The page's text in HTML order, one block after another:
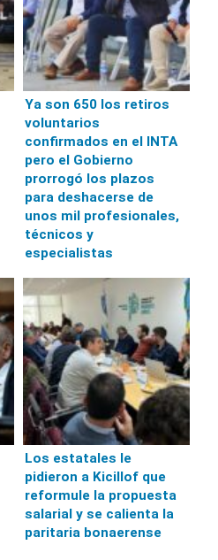
Ya son 650 los retiros
voluntarios
confirmados en el INTA
pero el Gobierno
prorrogó los plazos
para deshacerse de
unos mil profesionales,
técnicos y
especialistas
Los estatales le
pidieron a Kicillof que
reformule la propuesta
salarial y se calienta la
paritaria bonaerense